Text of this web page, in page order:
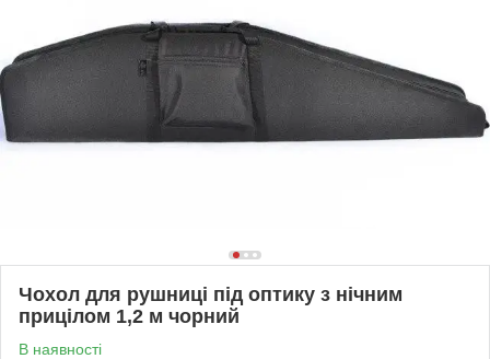
Чохол для рушниці під оптику з нічним
прицілом 1,2 м чорний
В наявності